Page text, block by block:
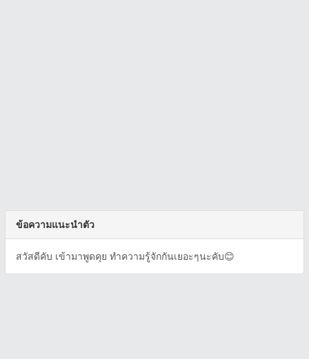
ข้อความแนะนำตัว
สวัสดีคับ เข้ามาพูดคุย ทำความรู้จักกันเยอะๆนะคับ😊